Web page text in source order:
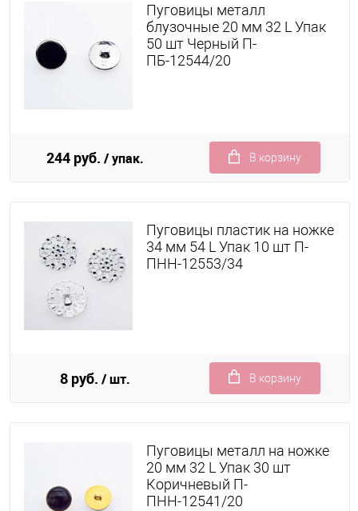
Пуговицы металл
блузочные 20 мм 32 L Упак
50 шт Черный П-
ПБ-12544/20
244 руб. / упак. В корзину
Пуговицы пластик на ножке
34 мм 54 L Упак 10 шт П-
ПНН-12553/34
8 руб. / шт. В корзину
Пуговицы металл на ножке
20 мм 32 L Упак 30 шт
Коричневый П-
ПНН-12541/20